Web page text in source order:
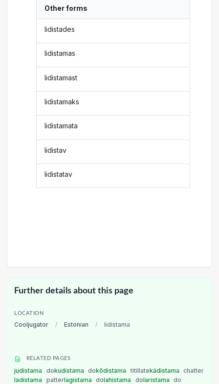
Other forms
lidistades
lidistamas
lidistamast
lidistamaks
lidistamata
lidistav
lidistatav
Further details about this page
LOCATION
Cooljugator / Estonian / lidistama
RELATED PAGES
judistama dokudistama dokõdistama titillatekädistama
chatter
ladistama
patterlagistama dolahistama dolaristama
do